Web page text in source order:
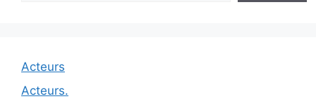
Acteurs
Acteurs.